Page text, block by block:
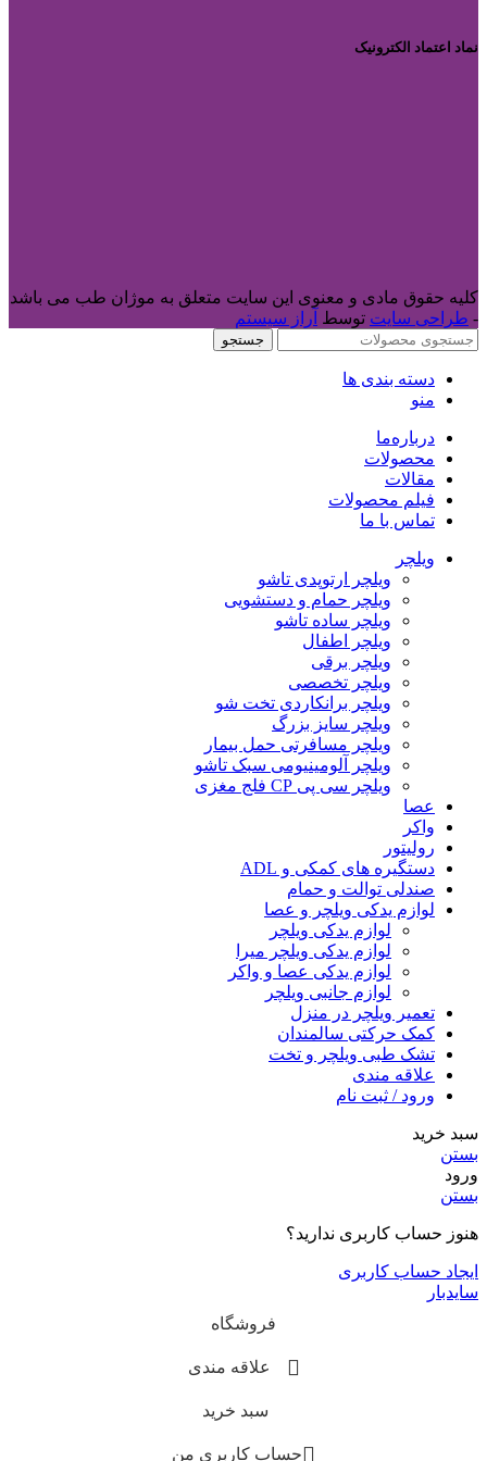
نماد اعتماد الکترونیک
کلیه حقوق مادی و معنوی این سایت متعلق به موژان طب می باشد
- طراحی سایت توسط آراز سیستم
جستجو
دسته بندی ها
منو
درباره‌ما
محصولات
مقالات
فیلم محصولات
تماس با ما
ویلچر
ویلچر ارتوپدی تاشو
ویلچر حمام و دستشویی
ویلچر ساده تاشو
ویلچر اطفال
ویلچر برقی
ویلچر تخصصی
ویلچر برانکاردی تخت شو
ویلچر سایز بزرگ
ویلچر مسافرتی حمل بیمار
ویلچر آلومینیومی سبک تاشو
ویلچر سی پی CP فلج مغزی
عصا
واکر
رولیتور
دستگیره های کمکی و ADL
صندلی توالت و حمام
لوازم یدکی ویلچر و عصا
لوازم یدکی ویلچر
لوازم یدکی ویلچر میرا
لوازم یدکی عصا و واکر
لوازم جانبی ویلچر
تعمیر ویلچر در منزل
کمک حرکتی سالمندان
تشک طبی ویلچر و تخت
علاقه مندی
ورود / ثبت نام
سبد خرید
بستن
ورود
بستن
هنوز حساب کاربری ندارید؟
ایجاد حساب کاربری
سایدبار
فروشگاه
علاقه مندی
سبد خرید
حساب کاربری من